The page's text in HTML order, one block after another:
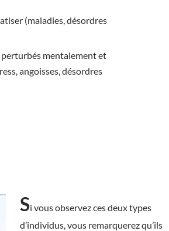
(maladies, désordres
mentalement et
angoisses, désordres
Si vous observez ces deux types
d’individus, vous remarquerez qu’ils